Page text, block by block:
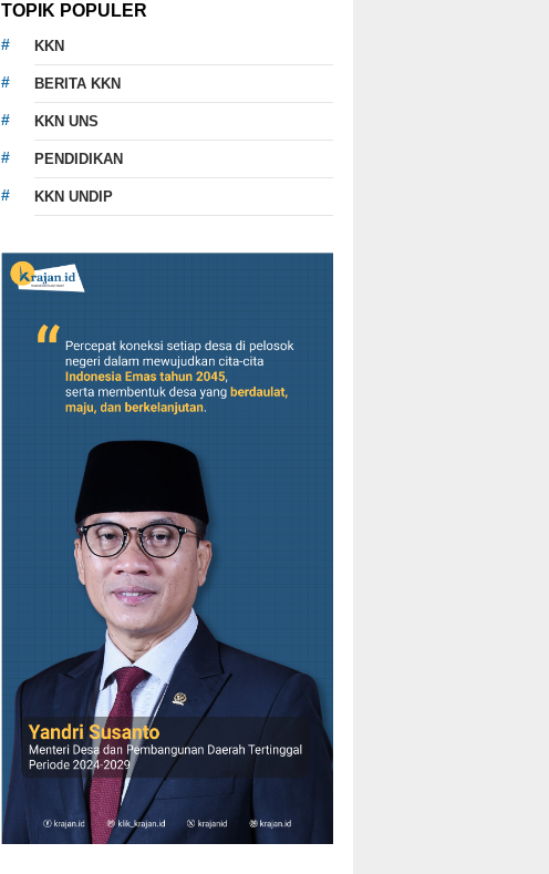
TOPIK POPULER
KKN
BERITA KKN
KKN UNS
PENDIDIKAN
KKN UNDIP